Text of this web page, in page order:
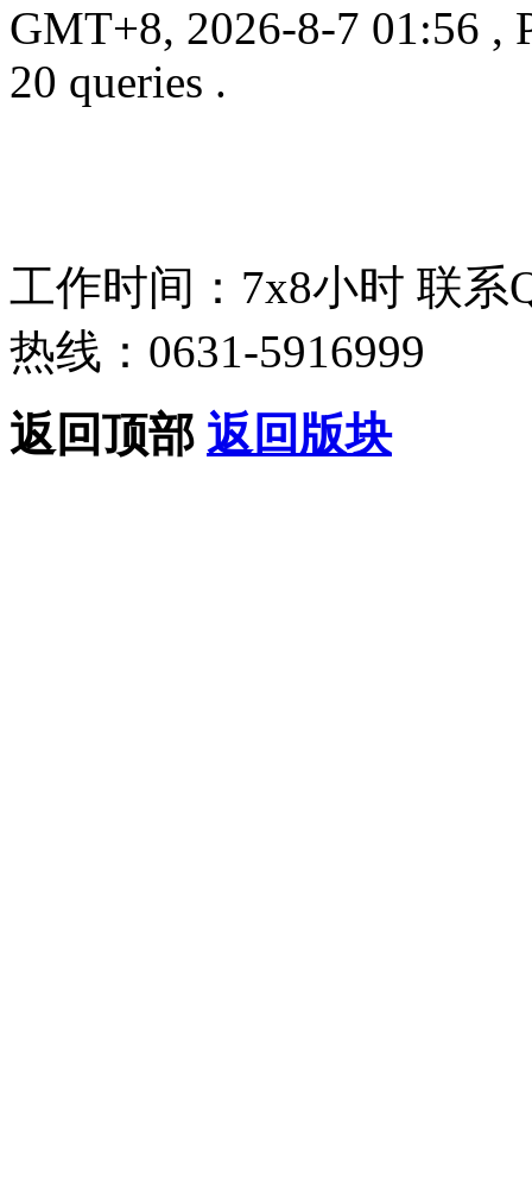
GMT+8, 2026-8-7 01:56 ,
20 queries .
工作时间：7x8小时 联系
热线：0631-5916999
返回顶部 返回版块